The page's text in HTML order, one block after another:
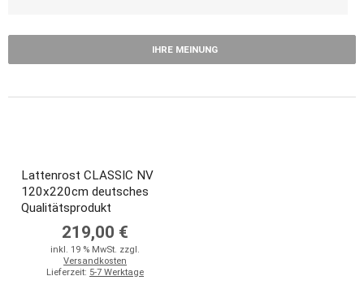
IHRE MEINUNG
Lattenrost CLASSIC NV
120x220cm deutsches
Qualitätsprodukt
219,00 €
inkl. 19 % MwSt. zzgl.
Versandkosten
Lieferzeit: 5-7 Werktage